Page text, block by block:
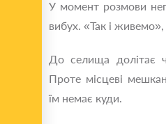
У момент розмови
вибух. «Так і
До селища долітає
Проте місцеві
їм немає куди.